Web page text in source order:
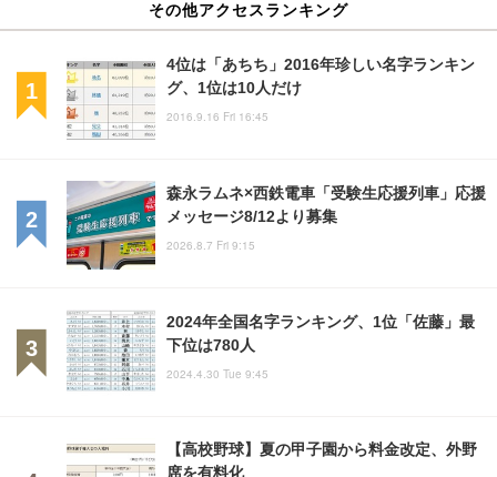
その他アクセスランキング
4位は「あちち」2016年珍しい名字ランキン
グ、1位は10人だけ
2016.9.16 Fri 16:45
森永ラムネ×西鉄電車「受験生応援列車」応援
メッセージ8/12より募集
2026.8.7 Fri 9:15
2024年全国名字ランキング、1位「佐藤」最
下位は780人
2024.4.30 Tue 9:45
【高校野球】夏の甲子園から料金改定、外野
席を有料化